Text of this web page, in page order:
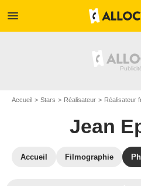
menu
Accueil Stars Réalisateur Réalisateur
Jean
Accueil Filmographie